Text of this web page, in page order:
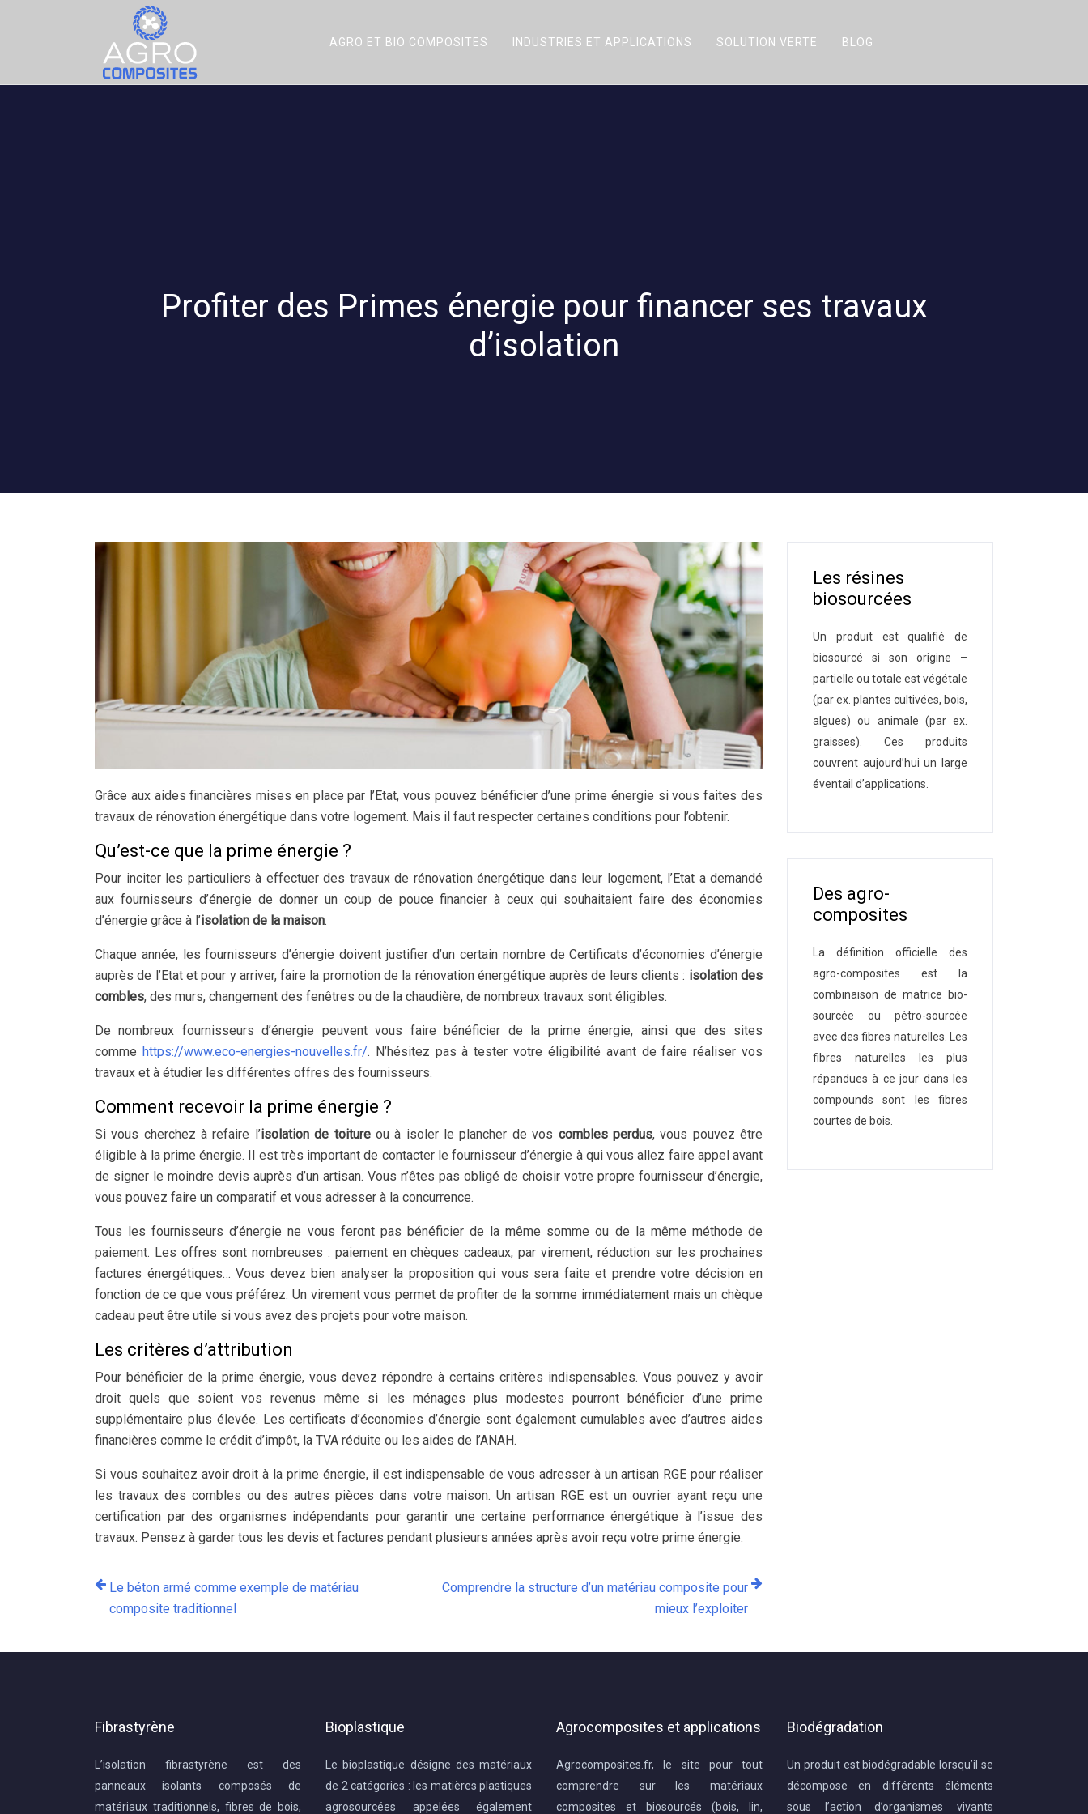
AGRO ET BIO COMPOSITES INDUSTRIES ET APPLICATIONS SOLUTION VERTE BLOG
Profiter des Primes énergie pour financer ses travaux
d’isolation
Grâce aux aides financières mises en place par l’Etat, vous pouvez bénéficier d’une prime énergie si vous faites des
travaux de rénovation énergétique dans votre logement. Mais il faut respecter certaines conditions pour l’obtenir.
Qu’est-ce que la prime énergie ?
Pour inciter les particuliers à effectuer des travaux de rénovation énergétique dans leur logement, l’Etat a demandé
aux fournisseurs d’énergie de donner un coup de pouce financier à ceux qui souhaitaient faire des économies
d’énergie grâce à l’isolation de la maison.
Chaque année, les fournisseurs d’énergie doivent justifier d’un certain nombre de Certificats d’économies d’énergie
auprès de l’Etat et pour y arriver, faire la promotion de la rénovation énergétique auprès de leurs clients : isolation des
combles, des murs, changement des fenêtres ou de la chaudière, de nombreux travaux sont éligibles.
De nombreux fournisseurs d’énergie peuvent vous faire bénéficier de la prime énergie, ainsi que des sites
comme https://www.eco-energies-nouvelles.fr/. N’hésitez pas à tester votre éligibilité avant de faire réaliser vos
travaux et à étudier les différentes offres des fournisseurs.
Comment recevoir la prime énergie ?
Si vous cherchez à refaire l’isolation de toitureou à isoler le plancher de vos combles perdus, vous pouvez être
éligible à la prime énergie. Il est très important de contacter le fournisseur d’énergie à qui vous allez faire appel avant
de signer le moindre devis auprès d’un artisan. Vous n’êtes pas obligé de choisir votre propre fournisseur d’énergie,
vous pouvez faire un comparatif et vous adresser à la concurrence.
Tous les fournisseurs d’énergie ne vous feront pas bénéficier de la même somme ou de la même méthode de
paiement. Les offres sont nombreuses : paiement en chèques cadeaux, par virement, réduction sur les prochaines
factures énergétiques… Vous devez bien analyser la proposition qui vous sera faite et prendre votre décision en
fonction de ce que vous préférez. Un virement vous permet de profiter de la somme immédiatement mais un chèque
cadeau peut être utile si vous avez des projets pour votre maison.
Les critères d’attribution
Pour bénéficier de la prime énergie, vous devez répondre à certains critères indispensables. Vous pouvez y avoir
droit quels que soient vos revenus même si les ménages plus modestes pourront bénéficier d’une prime
supplémentaire plus élevée. Les certificats d’économies d’énergie sont également cumulables avec d’autres aides
financières comme le crédit d’impôt, la TVA réduite ou les aides de l’ANAH.
Si vous souhaitez avoir droit à la prime énergie, il est indispensable de vous adresser à un artisan RGE pour réaliser
les travaux des combles ou des autres pièces dans votre maison. Un artisan RGE est un ouvrier ayant reçu une
certification par des organismes indépendants pour garantir une certaine performance énergétique à l’issue des
travaux. Pensez à garder tous les devis et factures pendant plusieurs années après avoir reçu votre prime énergie.
Le béton armé comme exemple de matériau
composite traditionnel
Comprendre la structure d’un matériau composite pour
mieux l’exploiter
Les résines
biosourcées
Un produit est qualifié de
biosourcé si son origine –
partielle ou totale est végétale
(par ex. plantes cultivées, bois,
algues) ou animale (par ex.
graisses). Ces produits
couvrent aujourd’hui un large
éventail d’applications.
Des agro-
composites
La définition officielle des
agro-composites est la
combinaison de matrice bio-
sourcée ou pétro-sourcée
avec des fibres naturelles. Les
fibres naturelles les plus
répandues à ce jour dans les
compounds sont les fibres
courtes de bois.
Fibrastyrène
L’isolation fibrastyrène est des
panneaux isolants composés de
matériaux traditionnels, fibres de bois,
Bioplastique
Le bioplastique désigne des matériaux
de 2 catégories : les matières plastiques
agrosourcées appelées également
Agrocomposites et applications
Agrocomposites.fr, le site pour tout
comprendre sur les matériaux
composites et biosourcés (bois, lin,
Biodégradation
Un produit est biodégradable lorsqu’il se
décompose en différents éléments
sous l’action d’organismes vivants